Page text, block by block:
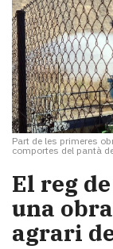
Part de les primeres
comportes del pantà
El reg
una
agrari